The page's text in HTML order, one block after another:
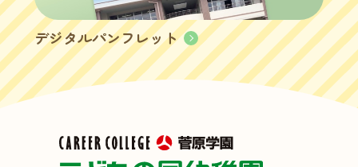
デジタルパンフレット